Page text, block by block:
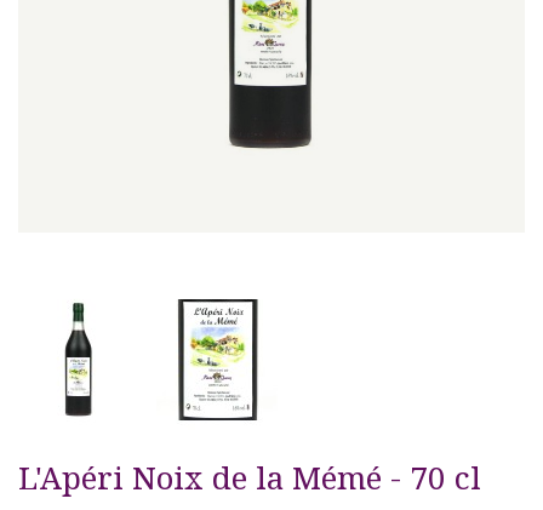
L'Apéri Noix de la Mémé - 70 cl